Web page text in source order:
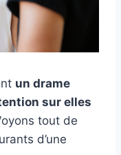
un drame
sur elles
tout de
d’une